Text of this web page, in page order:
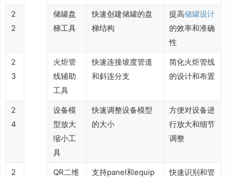
2
2
储罐盘
梯工具
快速创建储罐的盘
梯结构
提高储罐设计
的效率和准确
性
2
3
火炬管
线辅助
工具
快速连接坡度管道
和斜连分支
简化火炬管线
的设计和布置
2
4
设备模
型放大
缩小工
具
快速调整设备模型
的大小
方便对设备进
行放大和细节
调整
2
QR二维
支持panel和equip
快速识别和管